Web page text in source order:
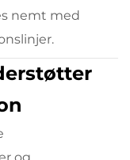
nemt med